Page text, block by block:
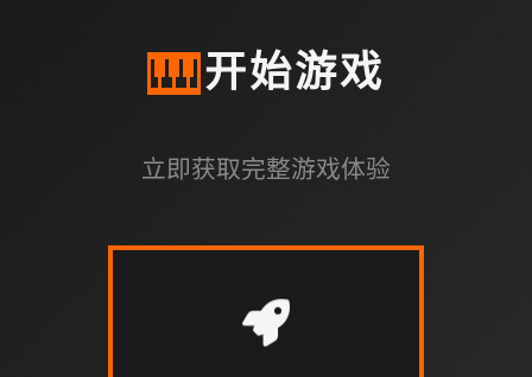
🎹开始游戏
立即获取完整游戏体验